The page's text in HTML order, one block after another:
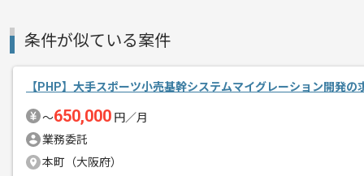
取引実績のある企業の案件です。
長期案件ですので腰を据えて作業され
条件が似ている案件
【PHP】大手スポーツ小売基幹システムマイグレーション開発の
〜650,000 円／月
業務委託
本町（大阪府）